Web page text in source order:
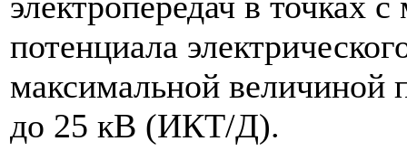
потенциала
максимальной величиной
до 25 кВ (ИКТ/Д).